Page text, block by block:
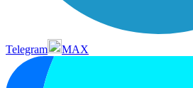
Telegram MAX